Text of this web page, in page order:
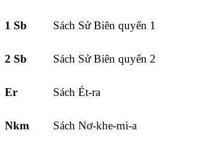
1 Sb Sách Sử Biên quyển 1
2 Sb Sách Sử Biên quyển 2
Er Sách Ét-ra
Nkm Sách Nơ-khe-mi-a